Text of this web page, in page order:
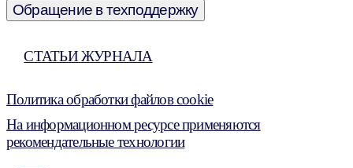
Обращение в техподдержку
СТАТЬИ ЖУРНАЛА
Политика обработки файлов cookie
На информационном ресурсе применяются
рекомендательные технологии